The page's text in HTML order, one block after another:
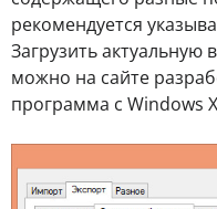
рекомендуется
Загрузить актуальную
можно на сайте
программа с Windows